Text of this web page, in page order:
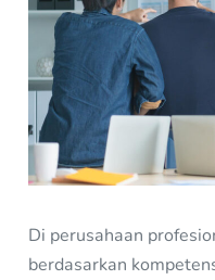
Di perusahaan
berdasarkan